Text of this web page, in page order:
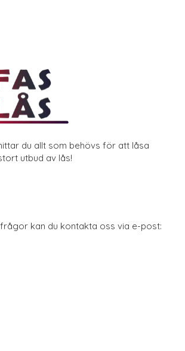
du allt som behövs för att låsa
utbud av lås!
kan du kontakta oss via e-post: